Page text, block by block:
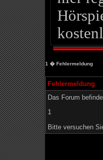
1 � Fehlermeldung
Fehlermeldung
Das Forum
1
Bitte versuchen